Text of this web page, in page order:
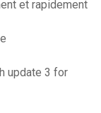
et rapidement
update 3 for